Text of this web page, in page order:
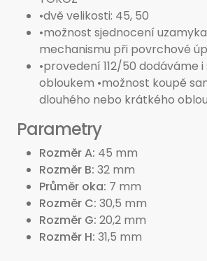
•dvě velikosti: 45, 50
•možnost sjednocení
mechanismu při povrchové
•provedení 112/50 dodáváme
obloukem •možnost koupě
dlouhého nebo krátkého
Parametry
Rozměr A 45 mm
Rozměr B 32 mm
Průměr oka 7 mm
Rozměr C 30,5 mm
Rozměr G 20,2 mm
Rozměr H 31,5 mm